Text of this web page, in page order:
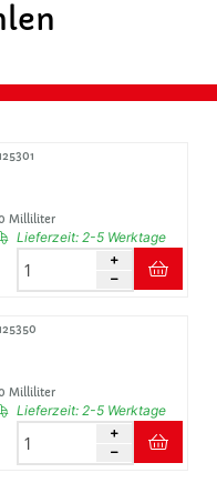
Milliliter
Lieferzeit: 2-5 Werktage
Milliliter
Lieferzeit: 2-5 Werktage